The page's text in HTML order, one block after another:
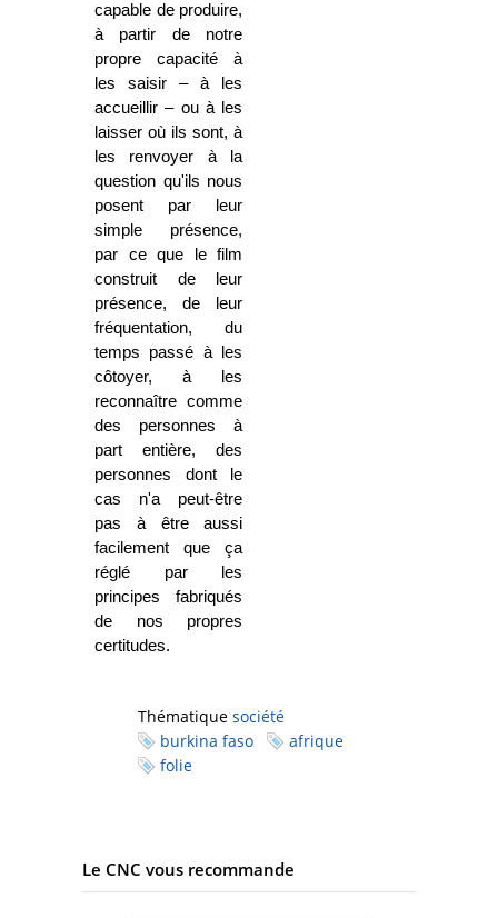
capable de produire,
à partir de notre
propre capacité à
les saisir – à les
accueillir – ou à les
laisser où ils sont, à
les renvoyer à la
question qu'ils nous
posent par leur
simple présence,
par ce que le film
construit de leur
présence, de leur
fréquentation, du
temps passé à les
côtoyer, à les
reconnaître comme
des personnes à
part entière, des
personnes dont le
cas n'a peut-être
pas à être aussi
facilement que ça
réglé par les
principes fabriqués
de nos propres
certitudes.
Thématique société
burkina faso
afrique
folie
Le CNC vous recommande